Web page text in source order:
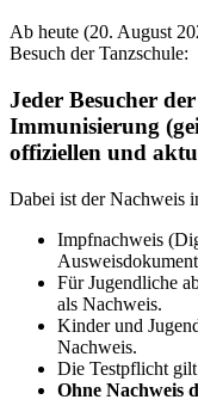
Ab heute (20. August
Besuch der Tanzschule:
Jeder Besucher
Immunisierung
offiziellen und
Dabei ist der Nachweis
Impfnachweis
Ausweisdokument
Für Jugendliche
als Nachweis.
Kinder und
Nachweis.
Die Testpflicht
Ohne Nachweis